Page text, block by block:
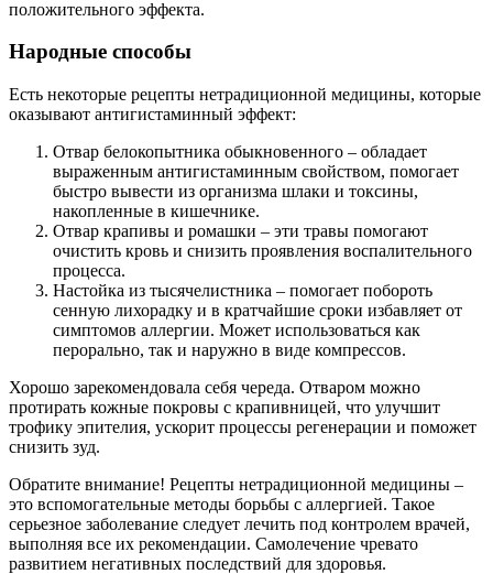
положительного эффекта.
Народные способы
Есть некоторые рецепты нетрадиционной медицины, которые
оказывают антигистаминный эффект:
Отвар белокопытника обыкновенного – обладает
выраженным антигистаминным свойством, помогает
быстро вывести из организма шлаки и токсины,
накопленные в кишечнике.
Отвар крапивы и ромашки – эти травы помогают
очистить кровь и снизить проявления воспалительного
процесса.
Настойка из тысячелистника – помогает побороть
сенную лихорадку и в кратчайшие сроки избавляет от
симптомов аллергии. Может использоваться как
перорально, так и наружно в виде компрессов.
Хорошо зарекомендовала себя череда. Отваром можно
протирать кожные покровы с крапивницей, что улучшит
трофику эпителия, ускорит процессы регенерации и поможет
снизить зуд.
Обратите внимание! Рецепты нетрадиционной медицины –
это вспомогательные методы борьбы с аллергией. Такое
серьезное заболевание следует лечить под контролем врачей,
выполняя все их рекомендации. Самолечение чревато
развитием негативных последствий для здоровья.